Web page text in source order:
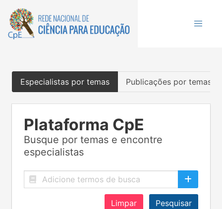
Especialistas por temas Publicações por temas
Plataforma CpE
Busque por temas e encontre
especialistas
Limpar Pesquisar